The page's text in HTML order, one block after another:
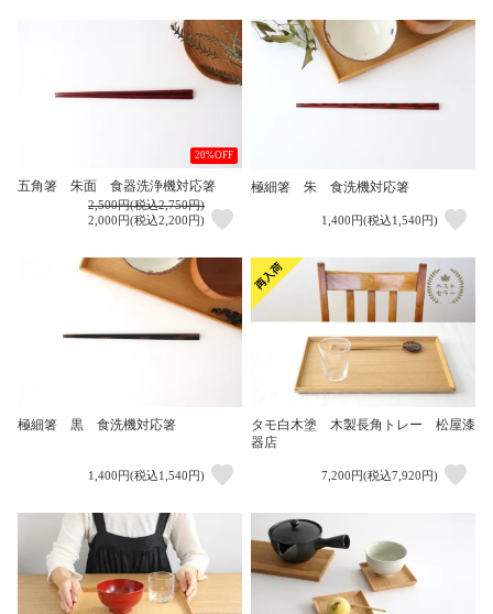
20%OFF
五角箸 朱面 食器洗浄機対応箸
2,500円(税込2,750円)
2,000円(税込2,200円)
極細箸 朱 食洗機対応箸
1,400円(税込1,540円)
極細箸 黒 食洗機対応箸
1,400円(税込1,540円)
タモ白木塗 木製長角トレー 松屋漆
器店
7,200円(税込7,920円)